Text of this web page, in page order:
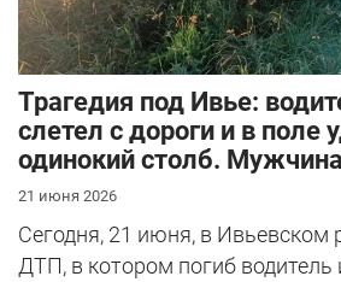
Трагедия под Ивье:
слетел с дороги и в поле
одинокий столб.
21 июня 2026
Сегодня, 21 июня, в Ивьевском
ДТП, в котором погиб водитель